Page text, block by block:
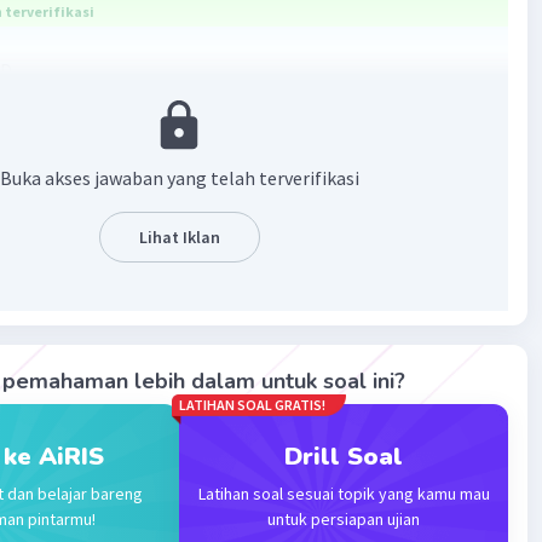
terverifikasi
pertama 2x + 3y = -6
pasti gradien nya sama
mencari gradien dari persamaan pertama
X - X1 )
( X + 2 )
-4/3
-12/3
4
Buka akses jawaban yang telah terverifikasi
Lihat Iklan
lebih dalam untuk soal ini?
AiRIS
dan belajar bareng
pintarmu!
LATIHAN SOAL GRATIS!
Drill Soal
Latihan soal sesuai topik yang kamu mau
untuk persiapan ujian